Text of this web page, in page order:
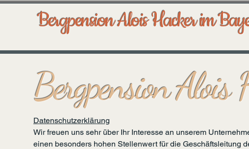
Bergpension Alois Hacker im
Bergpension Alois
Datenschutzerklärung
Wir freuen uns sehr über Ihr Interesse an unserem
einen besonders hohen Stellenwert für die Geschäftsleitung